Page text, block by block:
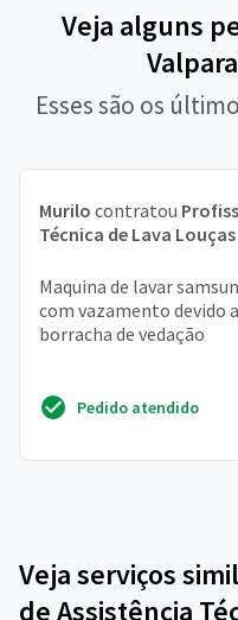
Veja alguns
Esses são os
Murilo contratou
Técnica de Lava Louças
Maquina de lavar
com vazamento devido
borracha de vedação
Pedido atendido
Veja serviços
de Assistência